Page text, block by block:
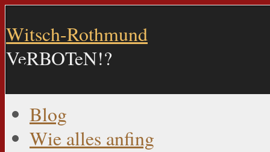
Witsch-Rothmund
VeRBOTeN!?
Blog
Wie alles anfing